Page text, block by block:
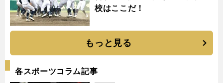
校はここだ！
もっと見る
各スポーツコラム記事